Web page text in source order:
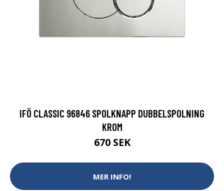
IFÖ CLASSIC 96846 SPOLKNAPP DUBBELSPOLNING
KROM
670 SEK
MER INFO!